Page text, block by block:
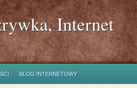
Internet
BLOG INTERNETOWY